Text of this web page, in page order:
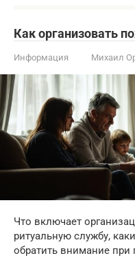
Как организовать
Информация Михаил
Что включает
ритуальную службу,
обратить внимание